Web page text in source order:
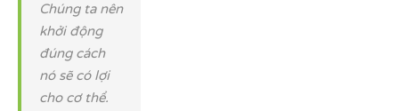
Chúng ta nên
khởi động
đúng cách
nó sẽ có lợi
cho cơ thể.